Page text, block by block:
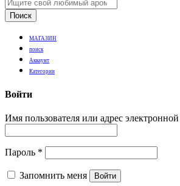
Поиск
МАГАЗИН
поиск
Аккаунт
Категории
Войти
Имя пользователя или адрес
Пароль *
Запомнить меня Войти